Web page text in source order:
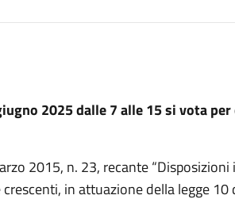
2025 dalle 7 alle 15 si vota
2015, n. 23, recante
in attuazione della legge 10